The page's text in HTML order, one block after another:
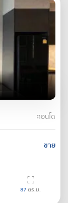
คอนโด
ขาย
87ตร.ม.